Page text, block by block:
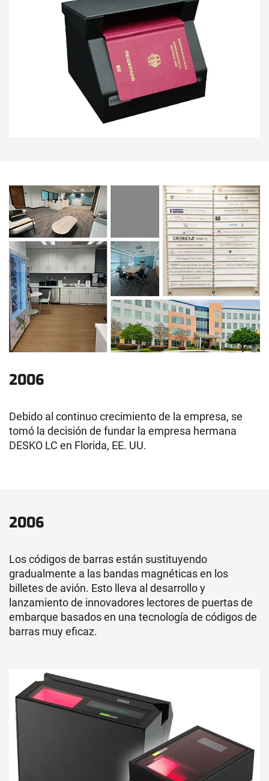
2006
Debido al continuo crecimiento de la empresa, se
tomó la decisión de fundar la empresa hermana
DESKO LC en Florida, EE. UU.
2006
Los códigos de barras están sustituyendo
gradualmente a las bandas magnéticas en los
billetes de avión. Esto lleva al desarrollo y
lanzamiento de innovadores lectores de puertas de
embarque basados en una tecnología de códigos de
barras muy eficaz.